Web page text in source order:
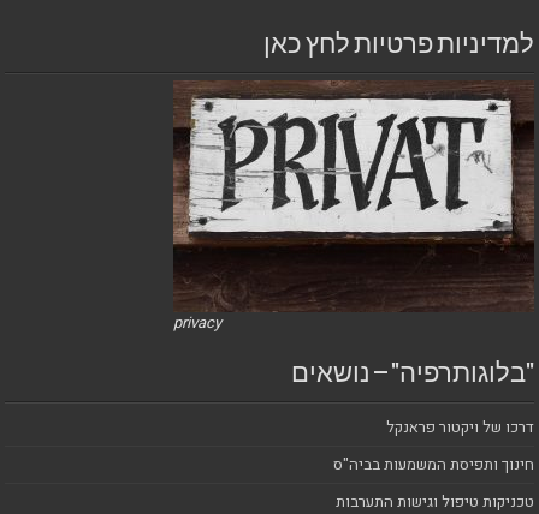
למדיניות פרטיות לחץ כאן
privacy
"בלוגותרפיה" – נושאים
דרכו של ויקטור פראנקל
חינוך ותפיסת המשמעות בביה"ס
טכניקות טיפול וגישות התערבות